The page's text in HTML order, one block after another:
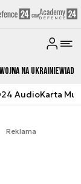
Wojna na Ukrainie
AudioKarta
Reklama